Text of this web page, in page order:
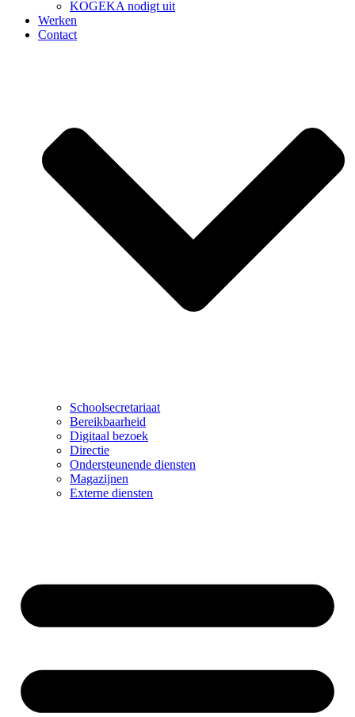
KOGEKA nodigt uit
Werken
Contact
Schoolsecretariaat
Bereikbaarheid
Digitaal bezoek
Directie
Ondersteunende diensten
Magazijnen
Externe diensten